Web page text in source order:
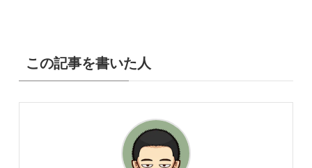
この記事を書いた人